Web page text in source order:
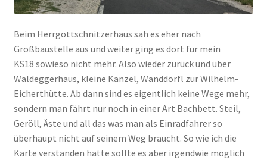
Beim Herrgottschnitzerhaus sah es eher nach
Großbaustelle aus und weiter ging es dort für mein
KS18 sowieso nicht mehr. Also wieder zurück und über
Waldeggerhaus, kleine Kanzel, Wanddörfl zur Wilhelm-
Eicherthütte. Ab dann sind es eigentlich keine Wege mehr,
sondern man fährt nur noch in einer Art Bachbett. Steil,
Geröll, Äste und all das was man als Einradfahrer so
überhaupt nicht auf seinem Weg braucht. So wie ich die
Karte verstanden hatte sollte es aber irgendwie möglich